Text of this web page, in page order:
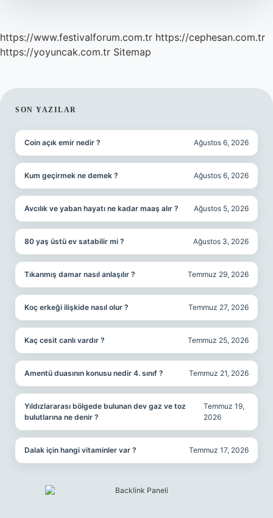
https://www.festivalforum.com.tr https://cephesan.com.tr
https://yoyuncak.com.tr Sitemap
SIDEBAR
SON YAZILAR
Coin açık emir nedir ? Ağustos 6, 2026
Kum geçirmek ne demek ? Ağustos 6, 2026
Avcılık ve yaban hayatı ne kadar maaş alır ? Ağustos 5, 2026
80 yaş üstü ev satabilir mi ? Ağustos 3, 2026
Tıkanmış damar nasıl anlaşılır ? Temmuz 29, 2026
Koç erkeği ilişkide nasıl olur ? Temmuz 27, 2026
Kaç cesit canlı vardır ? Temmuz 25, 2026
Amentü duasının konusu nedir 4. sınıf ? Temmuz 21, 2026
Yıldızlararası bölgede bulunan dev gaz ve toz
bulutlarına ne denir ?
Temmuz 19,
2026
Dalak için hangi vitaminler var ? Temmuz 17, 2026